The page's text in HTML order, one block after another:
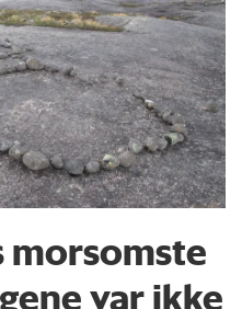
morsomste
var ikke